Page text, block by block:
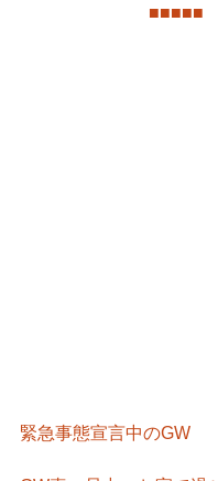
■■■■■
緊急事態宣言中のGW